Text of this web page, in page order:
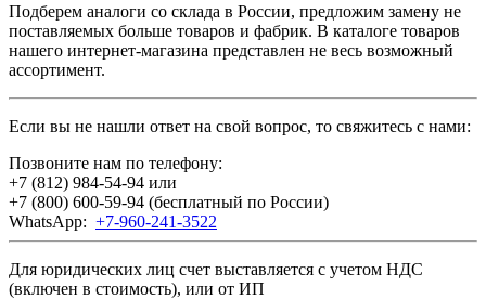
Подберем аналоги со склада в России, предложим замену не
поставляемых больше товаров и фабрик. В каталоге товаров
нашего интернет-магазина представлен не весь возможный
ассортимент.
Если вы не нашли ответ на свой вопрос, то свяжитесь с нами:
Позвоните нам по телефону:
+7 (812) 984-54-94 или
+7 (800) 600-59-94 (бесплатный по России)
WhatsApp: +7-960-241-3522
Для юридических лиц счет выставляется с учетом НДС
(включен в стоимость), или от ИП